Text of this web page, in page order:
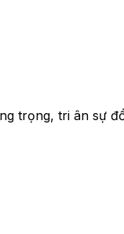
trọng, tri ân sự